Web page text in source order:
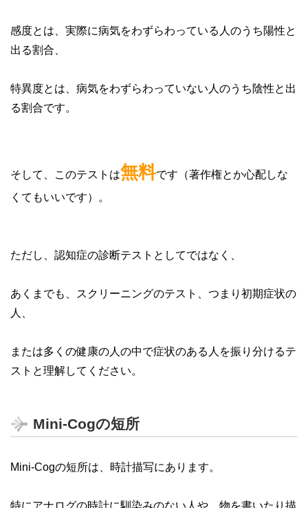
感度とは、実際に病気をわずらわっている人のうち陽性と
出る割合、
特異度とは、病気をわずらわっていない人のうち陰性と出
る割合です。
そして、このテストは無料です（著作権とか心配しな
くてもいいです）。
ただし、認知症の診断テストとしてではなく、
あくまでも、スクリーニングのテスト、つまり初期症状の
人、
または多くの健康の人の中で症状のある人を振り分けるテ
ストと理解してください。
Mini-Cogの短所
Mini-Cogの短所は、時計描写にあります。
特にアナログの時計に馴染みのない人や、物を書いたり描